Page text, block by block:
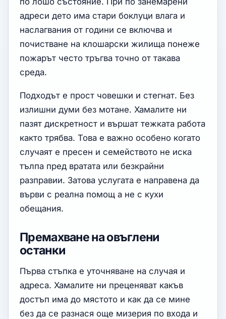
адреси дето има стари боклуци влага и
наслагвания от години се включва и
почистване на клошарски жилища понеже
пожарът често тръгва точно от такава
среда.
Подходът е прост човешки и стегнат. Без
излишни думи без мотане. Хамалите ни
пазят дискретност и вършат тежката работа
както трябва. Това е важно особено когато
случаят е пресен и семейството не иска
тълпа пред вратата или безкрайни
разправии. Затова услугата е направена да
върви с реална помощ а не с кухи
обещания.
Премахване на овъглени
останки
Първа стъпка е уточняване на случая и
адреса. Хамалите ни преценяват какъв
достъп има до мястото и как да се мине
без да се разнася още мизерия по входа и